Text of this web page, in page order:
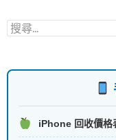
搜
尋
字:
iPhone 回收價格